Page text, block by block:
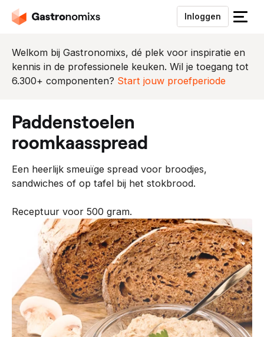
Inloggen
S
u
i
Welkom bij Gastronomixs, dé plek voor inspiratie en
kennis in de professionele keuken. Wil je toegang tot
6.300+ componenten? Start jouw proefperiode
paddenstoelen
roomkaasspread
Een heerlijk smeuïge spread voor broodjes,
sandwiches of op tafel bij het stokbrood.
Receptuur voor 500 gram.